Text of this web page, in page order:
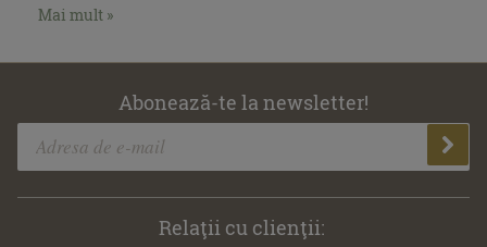
Mai mult »
Abonează-te la newsletter!
Relaţii cu clienţii: